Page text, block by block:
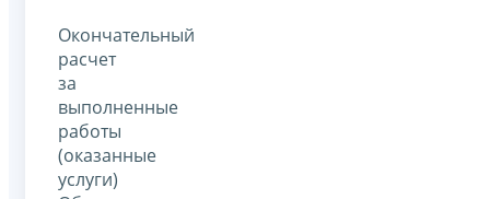
Окончательный
расчет
за
выполненные
работы
(оказанные
услуги)